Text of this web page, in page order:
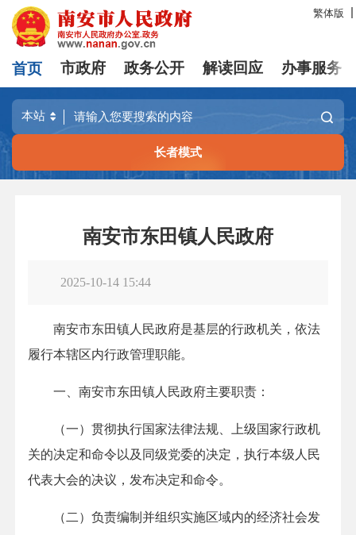
繁体版
首页 市政府 政务公开 解读回应 办事服务
长者模式
南安市东田镇人民政府
2025-10-14 15:44
南安市东田镇人民政府是基层的行政机关，依法
履行本辖区内行政管理职能。
一、南安市东田镇人民政府主要职责：
（一）贯彻执行国家法律法规、上级国家行政机
关的决定和命令以及同级党委的决定，执行本级人民
代表大会的决议，发布决定和命令。
（二）负责编制并组织实施区域内的经济社会发